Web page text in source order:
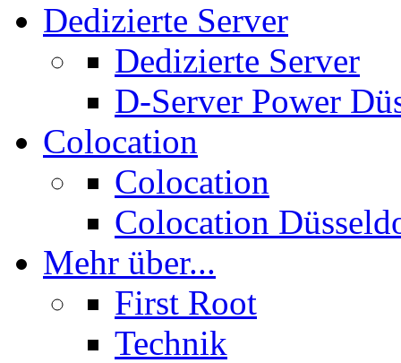
Dedizierte Server
Dedizierte Server
D-Server Power
Colocation
Colocation
Colocation
Mehr über...
First Root
Technik